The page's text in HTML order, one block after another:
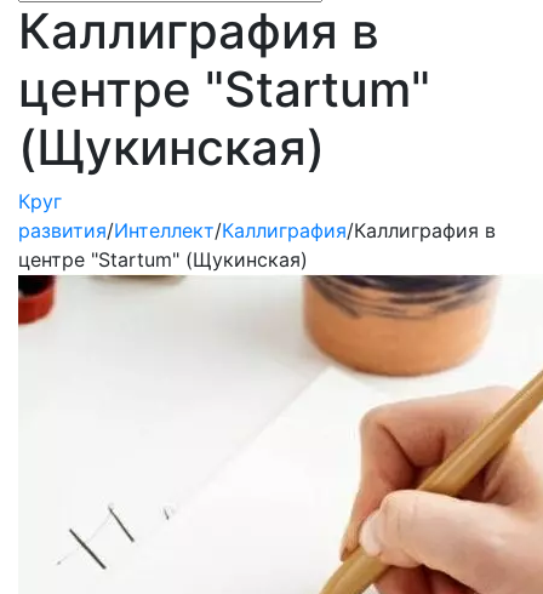
Каллиграфия в
центре "Startum"
(Щукинская)
Круг
развития/Интеллект/Каллиграфия/Каллиграфия в
центре "Startum" (Щукинская)